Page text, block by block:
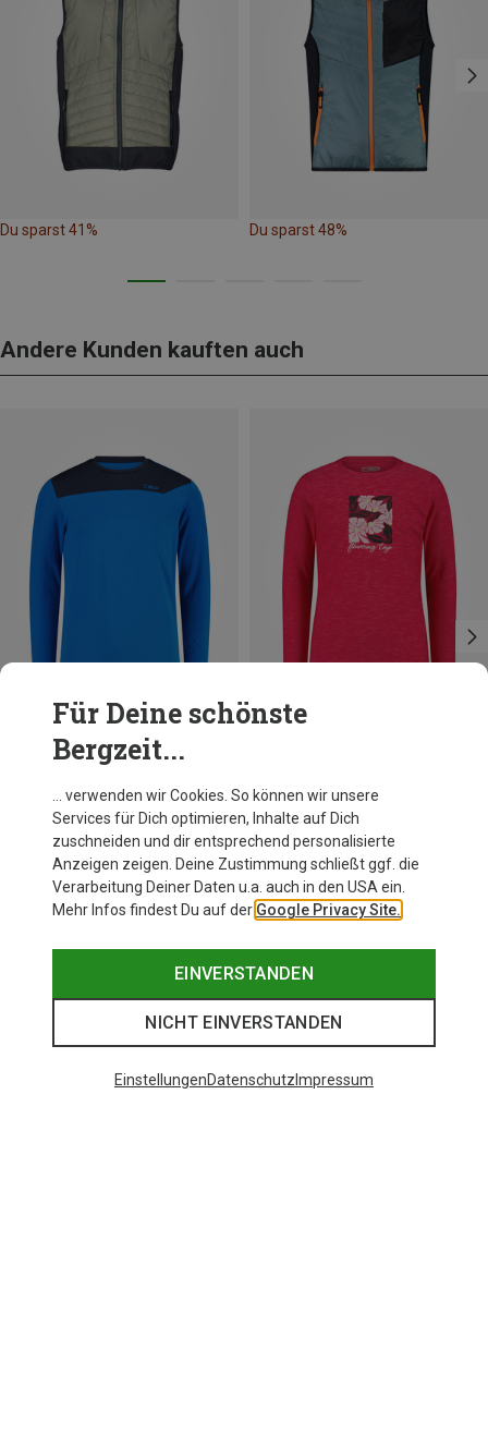
Du sparst 41% Du sparst 48%
Andere Kunden kauften auch
Du sparst 24%
Für Deine schönste
Bergzeit...
… verwenden wir Cookies. So können wir unsere
Services für Dich optimieren, Inhalte auf Dich
zuschneiden und dir entsprechend personalisierte
Anzeigen zeigen. Deine Zustimmung schließt ggf. die
Verarbeitung Deiner Daten u.a. auch in den USA ein.
Mehr Infos findest Du auf der Google Privacy Site.
EINVERSTANDEN
NICHT EINVERSTANDEN
EinstellungenDatenschutz Impressum